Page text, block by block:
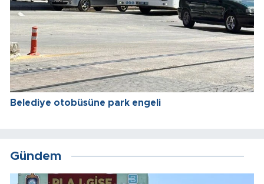
Belediye otobüsüne park engeli
Gündem